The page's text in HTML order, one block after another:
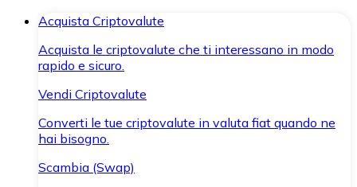
Acquista Criptovalute
Acquista le criptovalute che ti interessano in modo
rapido e sicuro.
Vendi Criptovalute
Converti le tue criptovalute in valuta fiat quando ne
hai bisogno.
Scambia (Swap)